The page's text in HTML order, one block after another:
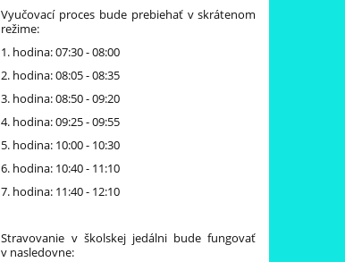
Vyučovací proces bude prebiehať v skrátenom
režime:
1. hodina: 07:30 - 08:00
2. hodina: 08:05 - 08:35
3. hodina: 08:50 - 09:20
4. hodina: 09:25 - 09:55
5. hodina: 10:00 - 10:30
6. hodina: 10:40 - 11:10
7. hodina: 11:40 - 12:10
Stravovanie v školskej jedálni bude fungovať
v nasledovne: